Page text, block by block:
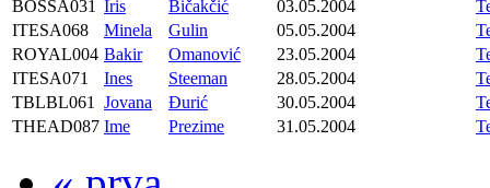
BOSSA031 Iris Bičakčić 03.05.2004
ITESA068
Minela Gulin 05.05.2004
ROYAL004 Bakir Omanović 23.05.2004
ITESA071
Ines Steeman 28.05.2004
TBLBL061
Jovana Đurić 30.05.2004
THEAD087 Ime Prezime 31.05.2004